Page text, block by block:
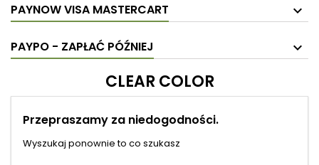
PAYNOW VISA MASTERCART
PAYPO - ZAPŁAĆ PÓŹNIEJ
CLEAR COLOR
Przepraszamy za niedogodności.
Wyszukaj ponownie to co szukasz